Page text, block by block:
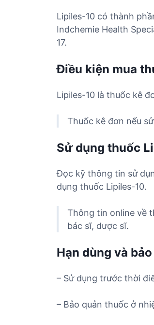
Lipiles-10 có thành
Indchemie Health
17.
Điều kiện mua
Lipiles-10 là thuốc kê
Thuốc kê đơn nếu
Sử dụng thuốc
Đọc kỹ thông tin sử
dụng thuốc Lipiles-10.
Thông tin online về
bác sĩ, dược sĩ.
Hạn dùng và
– Sử dụng trước thời
– Bảo quản thuốc ở